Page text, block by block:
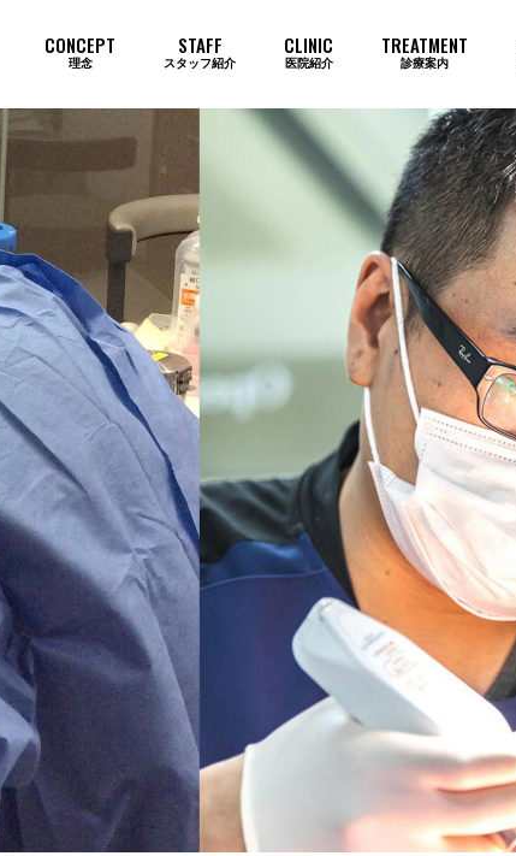
CONCEPT
理念
STAFF
スタッフ紹介
CLINIC
医院紹介
TREATMENT
診療案内
当院のインプラントが選ばれ続ける理由
歯周病 審美治療